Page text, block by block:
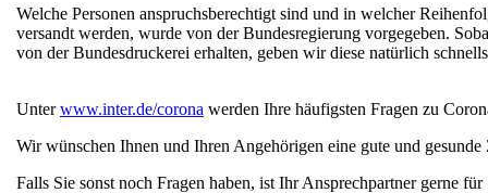
Welche Personen anspruchsberechtigt sind und in welcher
versandt werden, wurde von der Bundesregierung vorgegeben.
von der Bundesdruckerei erhalten, geben wir diese natürlich
Unterwww.inter.de/corona werden Ihre häufigsten Fragen zu
Wir wünschen Ihnen und Ihren Angehörigen eine gute und gesunde
Falls Sie sonst noch Fragen haben, ist Ihr Ansprechpartner gerne für